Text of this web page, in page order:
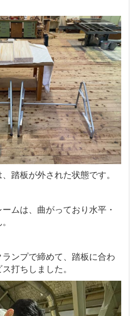
踏板が外された状態です。
ムは、曲がっており水平・
ンプで締めて、踏板に合わ
打ちしました。